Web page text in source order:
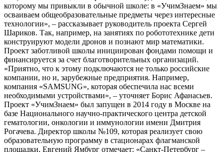
которому мы привыкли в обычной школе: в «УчимЗнаем» мы
осваиваем общеобразовательные предметы через интересные
технологии», – рассказывает руководитель проекта Сергей
Шариков. Так, например, на занятиях по робототехнике дети
конструируют модели дронов и познают мир математики.
Проект заботливой школы инициирован фондами помощи и
финансируется за счет благотворительных организаций.
«Приятно, что к этому подключаются не только российские
компании, но и, зарубежные предприятия. Например,
компания «SAMSUNG», которая обеспечила нас всеми
необходимыми устройствами», – уточняет Борис Афанасьев.
Проект «УчимЗнаем» был запущен в 2014 году в Москве на
базе Национального научно-практического центра детской
гематологии, онкологии и иммунологии имени Дмитрия
Рогачева. Директор школы №109, которая реализует свою
образовательную программу в стационарах флагманской
площадки, Евгений Ямбург отмечает: «Санкт-Петербург –